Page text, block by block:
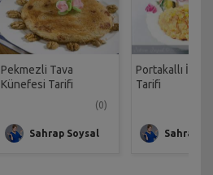
Pekmezli Tava
Künefesi Tarifi
(0)
Sahrap Soysal
Portakallı İrmik
Tarifi
Sahrap